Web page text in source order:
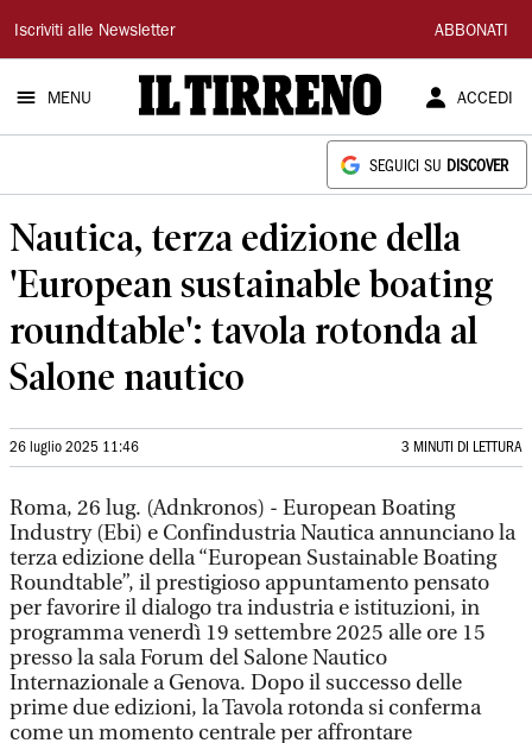
Il
Tirreno
Iscriviti alle Newsletter ABBONATI
MENU ACCEDI
SEGUICI SU DISCOVER
Nautica, terza edizione della
'European sustainable boating
roundtable': tavola rotonda al
Salone nautico
26 luglio 2025 11:46 3 MINUTI DI LETTURA
Roma, 26 lug. (Adnkronos) - European Boating
Industry (Ebi) e Confindustria Nautica annunciano la
terza edizione della “European Sustainable Boating
Roundtable”, il prestigioso appuntamento pensato
per favorire il dialogo tra industria e istituzioni, in
programma venerdì 19 settembre 2025 alle ore 15
presso la sala Forum del Salone Nautico
Internazionale a Genova. Dopo il successo delle
prime due edizioni, la Tavola rotonda si conferma
come un momento centrale per affrontare